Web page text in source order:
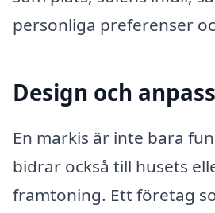
personliga preferenser
Design och
En markis är inte bara
bidrar också till husets
framtoning. Ett företag